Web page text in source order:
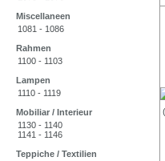
Miscellaneen
1081 - 1086
Rahmen
1100 - 1103
Lampen
1110 - 1119
Mobiliar / Interieur
1130 - 1140
1141 - 1146
Teppiche / Textilien